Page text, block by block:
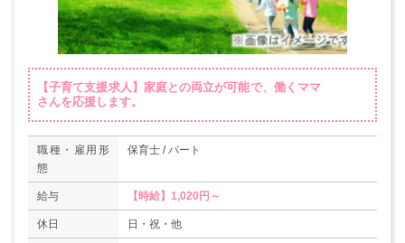
【子育て支援求人】家庭との両立が可能で、働くママ
さんを応援します。
職種・雇用形
態
保育士 / パート
給与 【時給】1,020円～
休日 日・祝・他